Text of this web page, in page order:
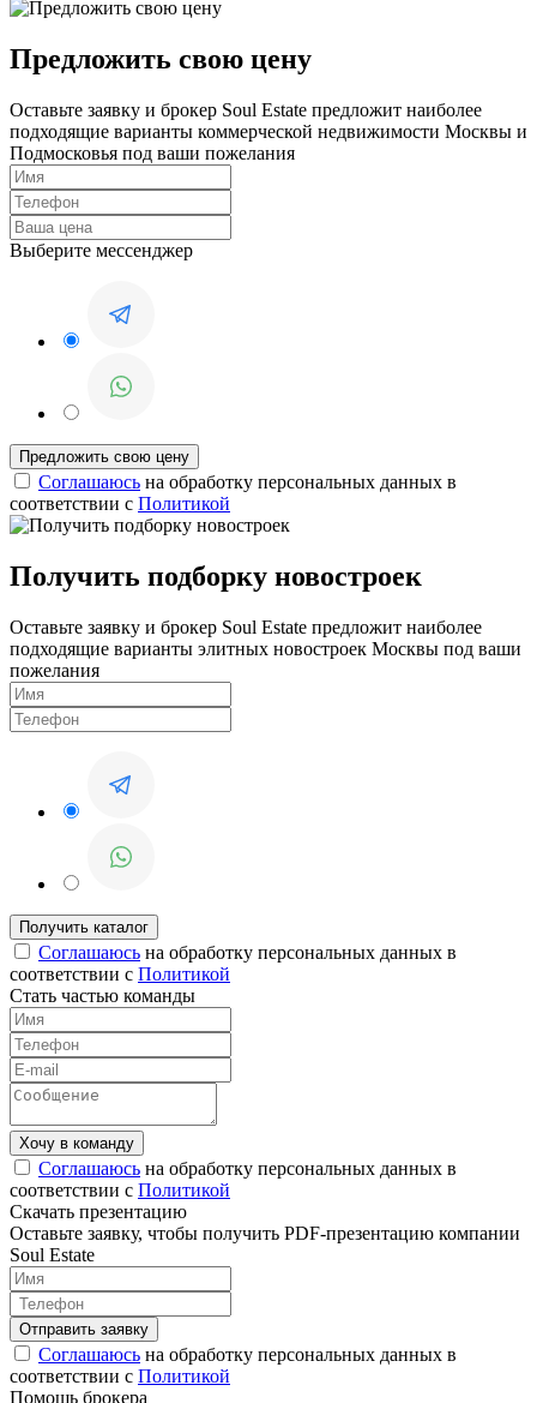
Предложить свою цену
Оставьте заявку и брокер Soul Estate предложит наиболее
подходящие варианты коммерческой недвижимости Москвы и
Подмосковья под ваши пожелания
Выберите мессенджер
Соглашаюсь на обработку персональных данных в
соответствии с Политикой
Получить подборку новостроек
Оставьте заявку и брокер Soul Estate предложит наиболее
подходящие варианты элитных новостроек Москвы под ваши
пожелания
Соглашаюсь на обработку персональных данных в
соответствии с Политикой
Стать частью команды
Соглашаюсь на обработку персональных данных в
соответствии с Политикой
Скачать презентацию
Оставьте заявку, чтобы получить PDF-презентацию компании
Soul Estate
Соглашаюсь на обработку персональных данных в
соответствии с Политикой
Помощь брокера